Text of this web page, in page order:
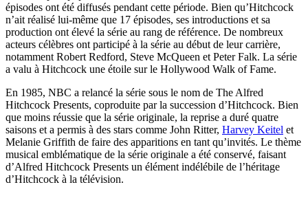
épisodes ont été diffusés pendant cette période. Bien qu’Hitchcock
n’ait réalisé lui-même que 17 épisodes, ses introductions et sa
production ont élevé la série au rang de référence. De nombreux
acteurs célèbres ont participé à la série au début de leur carrière,
notamment Robert Redford, Steve McQueen et Peter Falk. La série
a valu à Hitchcock une étoile sur le Hollywood Walk of Fame.
En 1985, NBC a relancé la série sous le nom de The Alfred
Hitchcock Presents, coproduite par la succession d’Hitchcock. Bien
que moins réussie que la série originale, la reprise a duré quatre
saisons et a permis à des stars comme John Ritter, Harvey Keitel et
Melanie Griffith de faire des apparitions en tant qu’invités. Le thème
musical emblématique de la série originale a été conservé, faisant
d’Alfred Hitchcock Presents un élément indélébile de l’héritage
d’Hitchcock à la télévision.